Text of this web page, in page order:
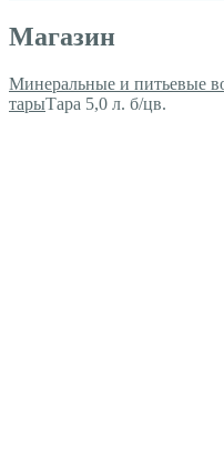
Магазин
Минеральные и питьевые
тарыТара 5,0 л. б/цв.